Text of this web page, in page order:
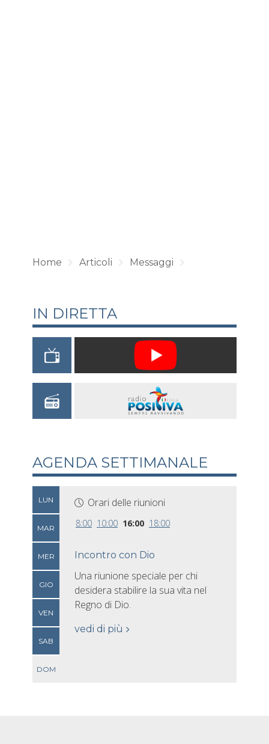
Home Articoli Messaggi
IN DIRETTA
AGENDA SETTIMANALE
LUN
MAR
MER
GIO
VEN
SAB
DOM
Orari delle riunioni
8:00 10:00 16:00 18:00
Incontro con Dio
Una riunione speciale per chi
desidera stabilire la sua vita nel
Regno di Dio.
vedi di più